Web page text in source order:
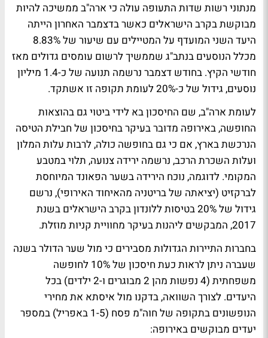
מנתוני רשות שדות התעופה עולה כי ארה"ב ממשיכה להיות
מבוקשת בקרב הישראלים כאשר בדצמבר האחרון הייתה
היעד השני המועדף על המטיילים עם שיעור של 8.83%
מכלל הנוסעים בנתב"ג שממשיך לרשום עומסים גדולים מאז
חודשי הקיץ. בחודש דצמבר נרשמה תנועה של כ-1.4 מיליון
נוסעים, גידול של כ-20% לעומת תקופה זו אשתקד.
לעומת ארה"ב, שם החיסכון בא לידי ביטוי גם בהוצאות
החופשה, באירופה מדובר בעיקר בחיסכון של חבילת הטיסה
הנרכשת בארץ, אם כי גם בחופשה כולה, לרבות עלות המלון
ועלות השכרת הרכב, נרשמה ירידה צנועה, תלוי במטבע
המקומי. לדוגמה, נוכח הירידה בשער הפאונד המיוחסת
לברקזיט (יציאתה של בריטניה מהאיחוד האירופי), נרשם
גידול של 20% בטיסות ללונדון בקרב הישראלים בשנת
2017, המבקשים ליהנות בעיקר מחוויית קניות מוזלת.
בחברות התיירות הגדולות מסבירים כי מול שער הדולר בשנה
שעברה ניתן לראות כעת חיסכון של 10% לחופשה
משפחתית (4 נפשות מהן 2 מבוגרים ו-2 ילדים) בכל
היעדים. לצורך השוואה, בדקנו מול איסתא את מחירי
הנופשונים בתקופה של חוה"מ פסח (1-5 באפריל) במספר
יעדים מבוקשים באירופה: